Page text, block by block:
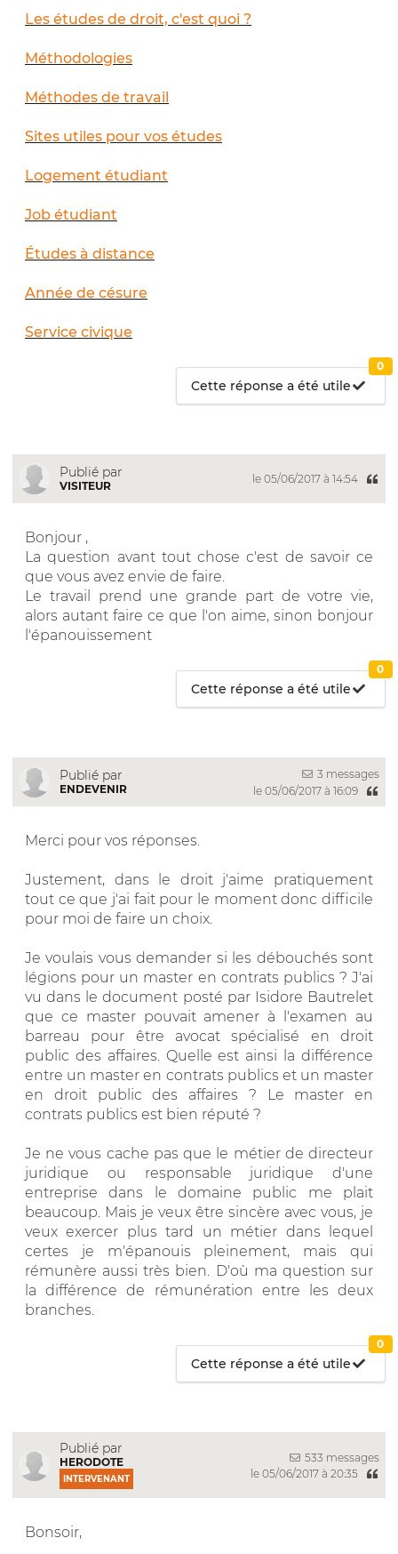
Les études de droit, c'est quoi ?
Méthodologies
Méthodes de travail
Sites utiles pour vos études
Logement étudiant
Job étudiant
Études à distance
Année de césure
Service civique
Cette réponse a été utile
0
Publié par
VISITEUR
le 05/06/2017 à 14:54
Bonjour ,
La question avant tout chose c'est de savoir ce
que vous avez envie de faire.
Le travail prend une grande part de votre vie,
alors autant faire ce que l'on aime, sinon bonjour
l'épanouissement
Cette réponse a été utile
0
Publié par
ENDEVENIR
3 messages
le 05/06/2017 à 16:09
Merci pour vos réponses.
Justement, dans le droit j'aime pratiquement
tout ce que j'ai fait pour le moment donc difficile
pour moi de faire un choix.
Je voulais vous demander si les débouchés sont
légions pour un master en contrats publics ? J'ai
vu dans le document posté par Isidore Bautrelet
que ce master pouvait amener à l'examen au
barreau pour être avocat spécialisé en droit
public des affaires. Quelle est ainsi la différence
entre un master en contrats publics et un master
en droit public des affaires ? Le master en
contrats publics est bien réputé ?
Je ne vous cache pas que le métier de directeur
juridique ou responsable juridique d'une
entreprise dans le domaine public me plait
beaucoup. Mais je veux être sincère avec vous, je
veux exercer plus tard un métier dans lequel
certes je m'épanouis pleinement, mais qui
rémunère aussi très bien. D'où ma question sur
la différence de rémunération entre les deux
branches.
Cette réponse a été utile
0
Publié par
HERODOTE
INTERVENANT
533 messages
le 05/06/2017 à 20:35
Bonsoir,